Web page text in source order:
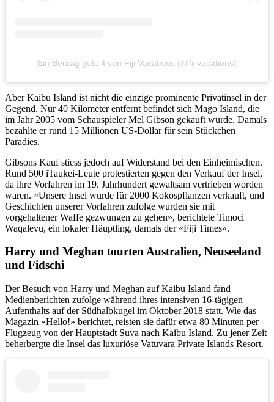
Ein Beitrag geteilt von Fiji Vacations (@fijivacations)
Aber Kaibu Island ist nicht die einzige prominente Privatinsel in der
Gegend. Nur 40 Kilometer entfernt befindet sich Mago Island, die
im Jahr 2005 vom Schauspieler Mel Gibson gekauft wurde. Damals
bezahlte er rund 15 Millionen US-Dollar für sein Stückchen
Paradies.
Gibsons Kauf stiess jedoch auf Widerstand bei den Einheimischen.
Rund 500 iTaukei-Leute protestierten gegen den Verkauf der Insel,
da ihre Vorfahren im 19. Jahrhundert gewaltsam vertrieben worden
waren. «Unsere Insel wurde für 2000 Kokospflanzen verkauft, und
Geschichten unserer Vorfahren zufolge wurden sie mit
vorgehaltener Waffe gezwungen zu gehen», berichtete Timoci
Waqalevu, ein lokaler Häuptling, damals der «Fiji Times».
Harry und Meghan tourten Australien, Neuseeland
und Fidschi
Der Besuch von Harry und Meghan auf Kaibu Island fand
Medienberichten zufolge während ihres intensiven 16-tägigen
Aufenthalts auf der Südhalbkugel im Oktober 2018 statt. Wie das
Magazin «Hello!» berichtet, reisten sie dafür etwa 80 Minuten per
Flugzeug von der Hauptstadt Suva nach Kaibu Island. Zu jener Zeit
beherbergte die Insel das luxuriöse Vatuvara Private Islands Resort.